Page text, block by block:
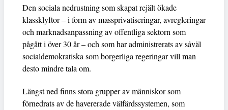
Den sociala nedrustning som skapat rejält ökade
klassklyftor – i form av massprivatiseringar, avregleringar
och marknadsanpassning av offentliga sektorn som
pågått i över 30 år – och som har administrerats av såväl
socialdemokratiska som borgerliga regeringar vill man
desto mindre tala om.
Längst ned finns stora grupper av människor som
förnedrats av de havererade välfärdssystemen, som